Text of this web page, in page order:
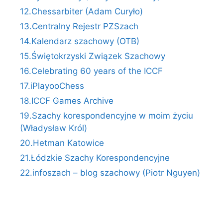
12.Chessarbiter (Adam Curyło)
13.Centralny Rejestr PZSzach
14.Kalendarz szachowy (OTB)
15.Świętokrzyski Związek Szachowy
16.Celebrating 60 years of the ICCF
17.iPlayooChess
18.ICCF Games Archive
19.Szachy korespondencyjne w moim życiu
(Władysław Król)
20.Hetman Katowice
21.Łódzkie Szachy Korespondencyjne
22.infoszach – blog szachowy (Piotr Nguyen)